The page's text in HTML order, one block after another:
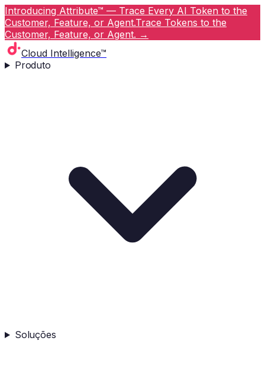
Introducing Attribute™ — Trace Every AI Token to the
Customer, Feature, or Agent.Trace Tokens to the
Customer, Feature, or Agent. →
Cloud Intelligence™
Produto
Soluções